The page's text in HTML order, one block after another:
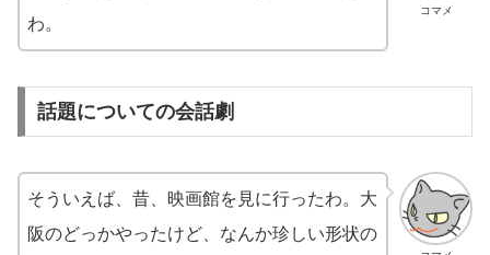
コマメ
わ。
話題についての会話劇
そういえば、昔、映画館を見に行ったわ。大
阪のどっかやったけど、なんか珍しい形状の